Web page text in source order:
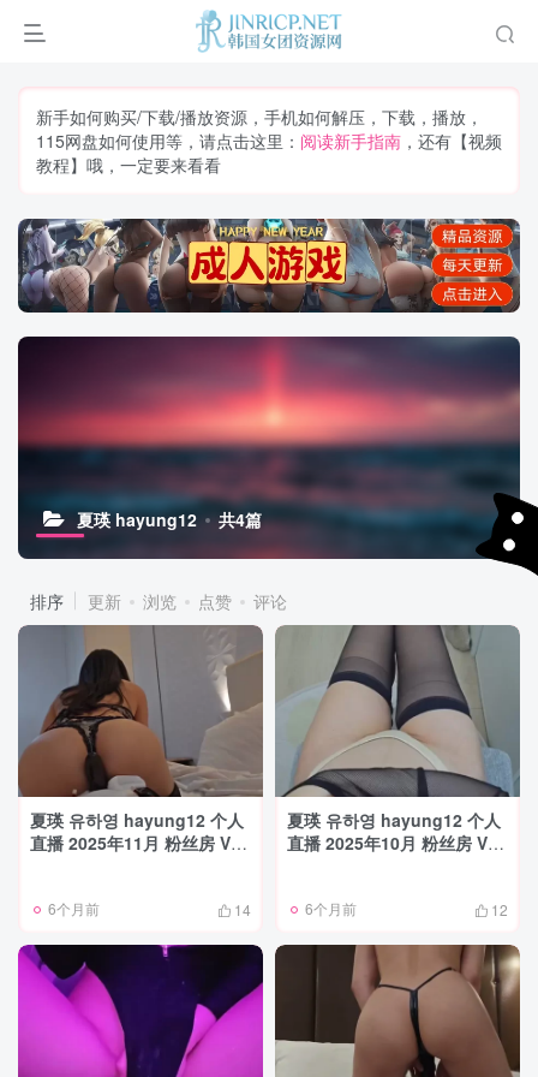
新手如何购买/下载/播放资源，手机如何解压，下载，播放，
115网盘如何使用等，请点击这里： 阅读新手指南 ，还有【视频
教程】哦，一定要来看看
夏瑛 hayung12 共4篇
排序 更新 浏览 点赞 评论
夏瑛 유하영 hayung12 个人
直播 2025年11月 粉丝房 VIP
6个月前 14
夏瑛 유하영 hayung12 个人
直播 2025年10月 粉丝房 VIP
6个月前 12